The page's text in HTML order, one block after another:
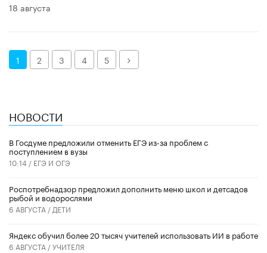
18 августа
1 2 3 4 5 Далее
НОВОСТИ
В Госдуме предложили отменить ЕГЭ из-за проблем с
поступлением в вузы
10:14 / ЕГЭ И ОГЭ
Роспотребнадзор предложил дополнить меню школ и детсадов
рыбой и водорослями
6 АВГУСТА / ДЕТИ
​Яндекс обучил более 20 тысяч учителей использовать ИИ в работе
6 АВГУСТА /УЧИТЕЛЯ